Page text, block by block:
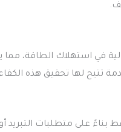
في استهلاك الطاقة، مما
تتيح لها تحقيق هذه
على متطلبات التبريد أو